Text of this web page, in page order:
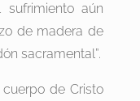
aún
de madera de
sacramental”.
de Cristo